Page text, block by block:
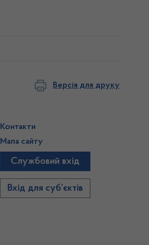
Версія для друку
Контакти
Мапа сайту
Службовий вхід
Вхід для суб’єктів